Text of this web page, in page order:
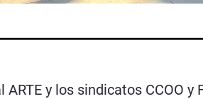
y los sindicatos CCOO